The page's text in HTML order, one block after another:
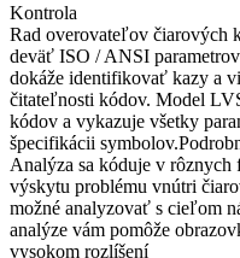
Kontrola
Rad overovateľov čiarových
deväť ISO / ANSI
dokáže identifikovať kazy a
čitateľnosti kódov. Model
kódov a vykazuje všetky
špecifikácii symbolov.
Analýza sa kóduje v rôznych
výskytu problému vnútri
možné analyzovať s cieľom
analýze vám pomôže
vysokom rozlíšení